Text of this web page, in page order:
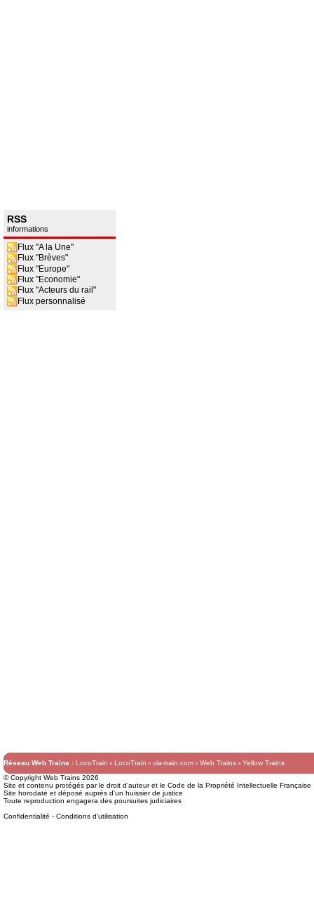
RSS
informations
Flux "A la Une"
Flux "Brèves"
Flux "Europe"
Flux "Economie"
Flux "Acteurs du rail"
Flux personnalisé
Réseau Web Trains : LocoTrain LocoTrain via-train.com Web Trains
Yellow Trains
© Copyright Web Trains 2026
Site et contenu protégés par le droit d'auteur et le Code de la Propriété Intellectuelle Française
Site horodaté et déposé auprès d'un huissier de justice
Toute reproduction engagera des poursuites judiciaires
Confidentialité - Conditions d'utilisation